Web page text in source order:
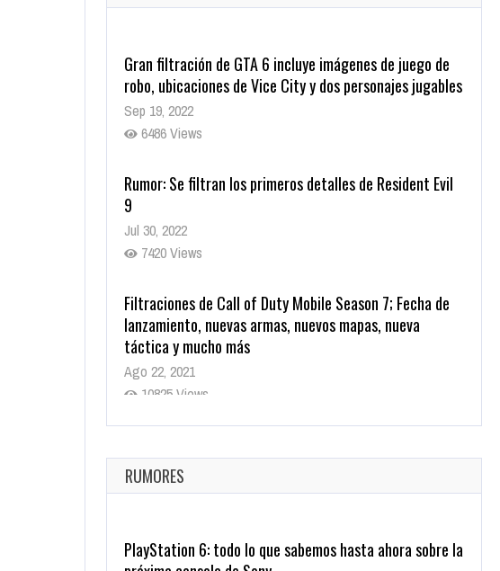
1438 Views
Gran filtración de GTA 6 incluye imágenes de juego de
robo, ubicaciones de Vice City y dos personajes jugables
Sep 19, 2022
6486 Views
Rumor: Se filtran los primeros detalles de Resident Evil
9
Jul 30, 2022
7420 Views
Filtraciones de Call of Duty Mobile Season 7; Fecha de
lanzamiento, nuevas armas, nuevos mapas, nueva
táctica y mucho más
Ago 22, 2021
10825 Views
La configuración de Call of Duty 2021 aparentemente
Ago 8, 2021
10008 Views
RUMORES
PlayStation 6: todo lo que sabemos hasta ahora sobre la